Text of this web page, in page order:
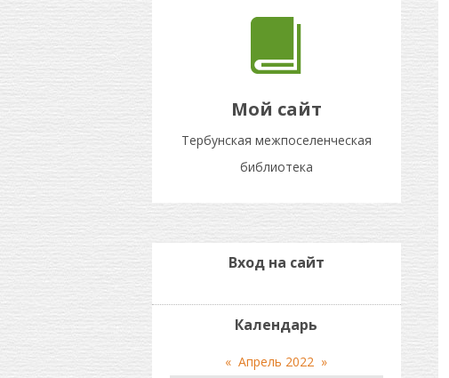
Мой сайт
Тербунская межпоселенческая
библиотека
Вход на сайт
Календарь
« Апрель 2022 »